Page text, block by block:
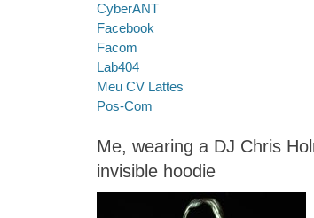
CyberANT
Facebook
Facom
Lab404
Meu CV Lattes
Pos-Com
Me, wearing a DJ Chris
invisible hoodie